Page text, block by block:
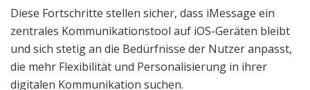
Diese Fortschritte stellen sicher, dass iMessage ein
zentrales Kommunikationstool auf iOS-Geräten bleibt
und sich stetig an die Bedürfnisse der Nutzer anpasst,
die mehr Flexibilität und Personalisierung in ihrer
digitalen Kommunikation suchen.